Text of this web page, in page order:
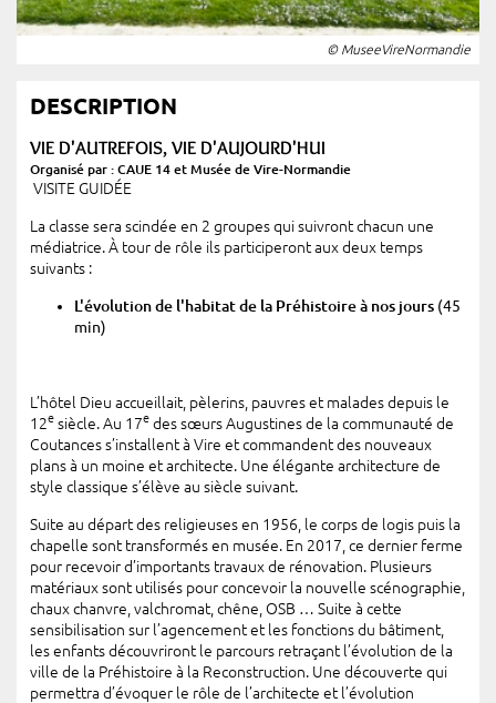
© MuseeVireNormandie
DESCRIPTION
VIE D'AUTREFOIS, VIE D'AUJOURD'HUI
Organisé par : CAUE 14 et Musée de Vire-Normandie
VISITE GUIDÉE
La classe sera scindée en 2 groupes qui suivront chacun une
médiatrice. À tour de rôle ils participeront aux deux temps
suivants :
L'évolution de l'habitat de la Préhistoire à nos jours (45
min)
L’hôtel Dieu accueillait, pèlerins, pauvres et malades depuis le
12e siècle. Au 17e des sœurs Augustines de la communauté de
Coutances s’installent à Vire et commandent des nouveaux
plans à un moine et architecte. Une élégante architecture de
style classique s’élève au siècle suivant.
Suite au départ des religieuses en 1956, le corps de logis puis la
chapelle sont transformés en musée. En 2017, ce dernier ferme
pour recevoir d’importants travaux de rénovation. Plusieurs
matériaux sont utilisés pour concevoir la nouvelle scénographie,
chaux chanvre, valchromat, chêne, OSB … Suite à cette
sensibilisation sur l’agencement et les fonctions du bâtiment,
les enfants découvriront le parcours retraçant l’évolution de la
ville de la Préhistoire à la Reconstruction. Une découverte qui
permettra d’évoquer le rôle de l’architecte et l’évolution